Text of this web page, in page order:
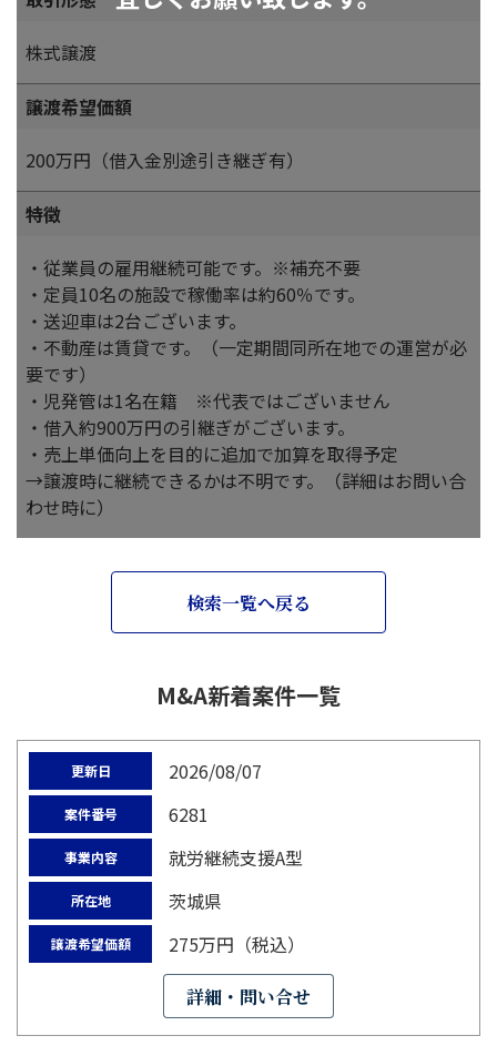
株式譲渡
譲渡希望価額
200万円（借入金別途引き継ぎ有）
特徴
・従業員の雇用継続可能です。※補充不要
・定員10名の施設で稼働率は約60％です。
・送迎車は2台ございます。
・不動産は賃貸です。（一定期間同所在地での運営が必
要です）
・児発管は1名在籍 ※代表ではございません
・借入約900万円の引継ぎがございます。
・売上単価向上を目的に追加で加算を取得予定
→譲渡時に継続できるかは不明です。（詳細はお問い合
わせ時に）
検索一覧へ戻る
M&A新着案件一覧
更新日 2026/08/07
案件番号 6281
事業内容 就労継続支援A型
所在地 茨城県
譲渡希望価額 275万円（税込）
詳細・問い合せ